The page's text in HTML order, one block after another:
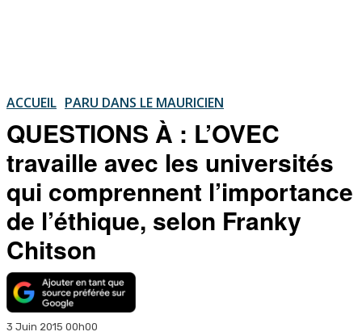
ACCUEIL PARU DANS LE MAURICIEN
QUESTIONS À : L’OVEC
travaille avec les universités
qui comprennent l’importance
de l’éthique, selon Franky
Chitson
3 Juin 2015 00h00